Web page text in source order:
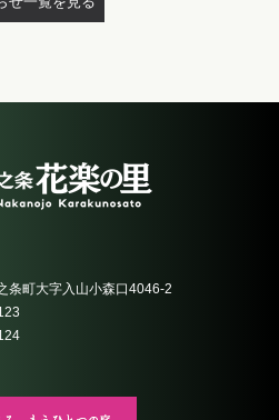
条町大字入山小森口4046-2